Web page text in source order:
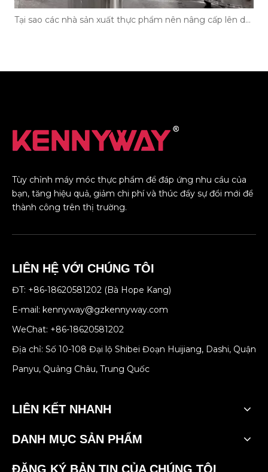
Tại sao các nhà sản xuất thực phẩm nên nâng cấp lên dây chuyền sản xuất mì ăn liền hiện đại?
Tùy chỉnh máy móc thực phẩm để đáp ứng nhu cầu của
bạn, tăng hiệu quả, giảm chi phí và thúc đẩy sự đổi mới để
thành công trên thị trường.
LIÊN HỆ VỚI CHÚNG TÔI
ĐT: +86-18620581202 (Bà Hope Kang)
E-mail: kennyway@gzkennyway.com
WeChat: +86-18620581202
Địa chỉ: Số 10-108 Đại lộ Shibei Đoạn Huijiang, Dashi, Quận
Panyu, Quảng Châu, Trung Quốc
LIÊN KẾT NHANH
DANH MỤC SẢN PHẨM
ĐĂNG KÝ BẢN TIN CỦA CHÚNG TÔI